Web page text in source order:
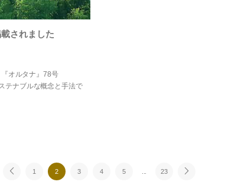
されました
オルタナ』78号
テナブルな概念と手法で
1 2 3 4 5 23